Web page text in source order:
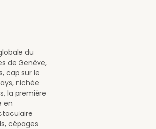
du
de Genève,
cap sur le
nichée
la première
en
cépages